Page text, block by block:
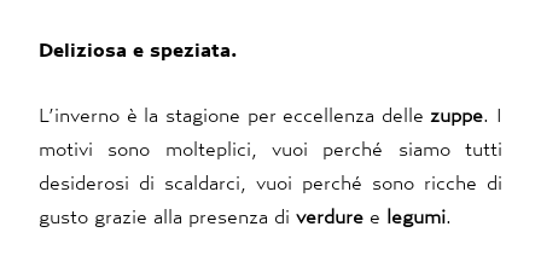
Deliziosa e speziata.
L’inverno è la stagione per eccellenza delle zuppe . I
motivi sono molteplici, vuoi perché siamo tutti
desiderosi di scaldarci, vuoi perché sono ricche di
gusto grazie alla presenza di verdure e legumi